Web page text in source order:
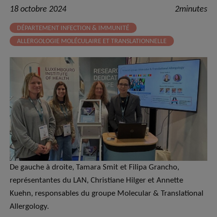
18 octobre 2024 2minutes
DÉPARTEMENT INFECTION & IMMUNITÉ
ALLERGOLOGIE MOLÉCULAIRE ET TRANSLATIONNELLE
De gauche à droite, Tamara Smit et Filipa Grancho,
représentantes du LAN, Christiane Hilger et Annette
Kuehn, responsables du groupe Molecular & Translational
Allergology.